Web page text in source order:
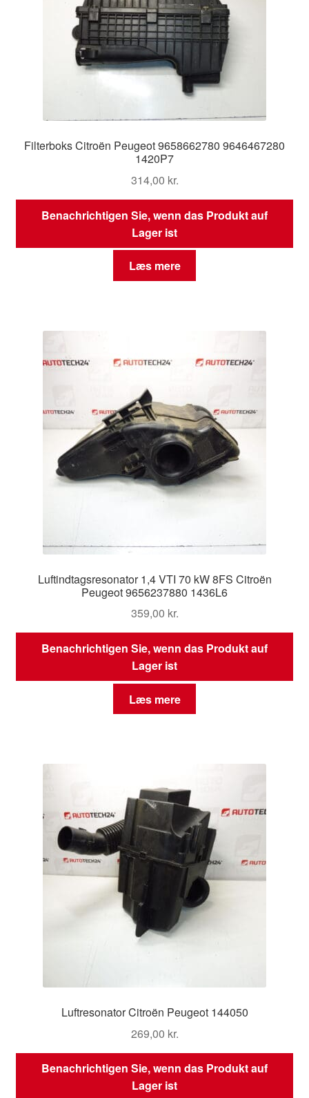
Filterboks Citroën Peugeot 9658662780 9646467280
1420P7
314,00 kr.
Benachrichtigen Sie, wenn das Produkt auf
Lager ist
Læs mere
Luftindtagsresonator 1,4 VTI 70 kW 8FS Citroën
Peugeot 9656237880 1436L6
359,00 kr.
Benachrichtigen Sie, wenn das Produkt auf
Lager ist
Læs mere
Luftresonator Citroën Peugeot 144050
269,00 kr.
Benachrichtigen Sie, wenn das Produkt auf
Lager ist